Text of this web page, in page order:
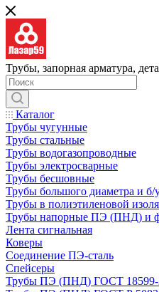
Трубы, запорная арматура,
Каталог
Трубы чугунные
Трубы стальные
Трубы водогазопроводные
Трубы электросварные
Трубы бесшовные
Трубы большого диаметра и б/
Трубы в полиэтиленовой
Трубы напорные ПЭ (ПНД) и
Лента сигнальная
Коверы
Соединение ПЭ-сталь
Спейсеры
Трубы ПЭ (ПНД) ГОСТ 18599-